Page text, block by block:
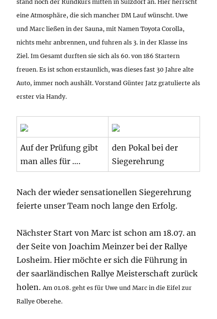
stand noch der Rundkurs mitten in Sulzdorf an. Hier herrscht
eine Atmosphäre, die sich mancher DM Lauf wünscht. Uwe
und Marc ließen in der Sauna, mit Namen Toyota Corolla,
nichts mehr anbrennen, und fuhren als 3. in der Klasse ins
Ziel. Im Gesamt durften sie sich als 60. von 186 Startern
freuen. Es ist schon erstaunlich, was dieses fast 30 Jahre alte
Auto, immer noch aushält. Vorstand Günter Jatz gratulierte als
erster via Handy.
Auf der Prüfung gibt
man alles für ….
den Pokal bei der
Siegerehrung
Nach der wieder sensationellen Siegerehrung
feierte unser Team noch lange den Erfolg.
Nächster Start von Marc ist schon am 18.07. an
der Seite von Joachim Meinzer bei der Rallye
Losheim. Hier möchte er sich die Führung in
der saarländischen Rallye Meisterschaft zurück
holen.Am 01.08. geht es für Uwe und Marc in die Eifel zur
Rallye Oberehe.